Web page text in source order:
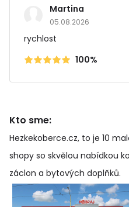
Martina
05.08.2026
rychlost
100%
Kto sme:
Hezkekoberce.cz, to je 10
shopy so skvělou nabídkou
záclon a bytových doplňků.